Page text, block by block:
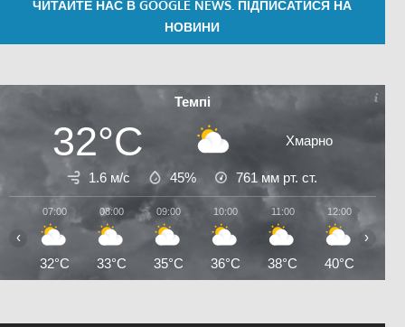
ЧИТАЙТЕ НАС В GOOGLE NEWS. ПІДПИСАТИСЯ НА
НОВИНИ
Темпі
32°C Хмарно
1.6 м/с 45% 761 мм рт. ст.
07:00
32°C
08:00
33°C
09:00
35°C
10:00
36°C
11:00
38°C
12:00
40°C
‹ ›